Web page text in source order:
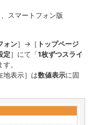
スマートフォン版
ォン］→［ トップページ
定］にて「1枚ずつスライ
。
地表示］は数値表示に固